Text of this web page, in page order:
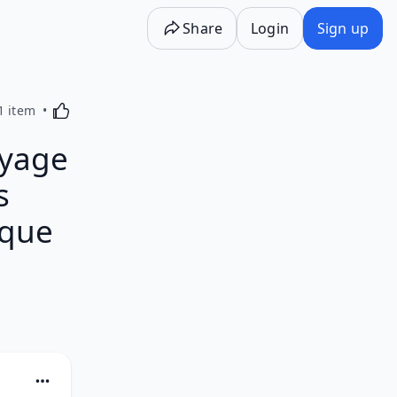
Share Login Sign up
item Activating this element will cause content on the